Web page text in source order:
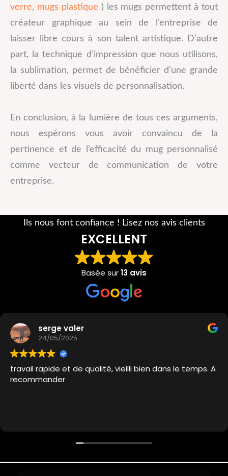
verre, mugs plastique ) les mugs permettent à tout
créateur graphique au sein de l’entreprise de
laisser libre cours à son talent artistique. D’autre
part, la technique d’impression que nous utilisons,
la sublimation, permet de bénéficier d’une grande
liberté dans les visuels de personnalisation.
En conclusion, à la lumière de tous ces arguments,
nous espérons vous avoir convaincu de la
pertinence et de l’efficacité du mug personnalisé
comme vecteur de communication de votre
entreprise.
Ils nous font confiance ! Lisez nos avis clients
EXCELLENT
Basée sur13 avis
serge valer
24/05/2025
travail rapide et de qualité, vieilli bien dans le temps. A
recommander